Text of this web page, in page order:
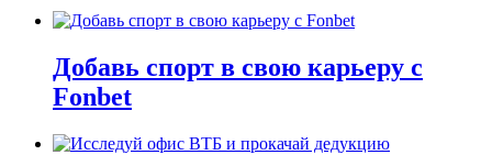
Добавь спорт в свою карьеру с
Fonbet